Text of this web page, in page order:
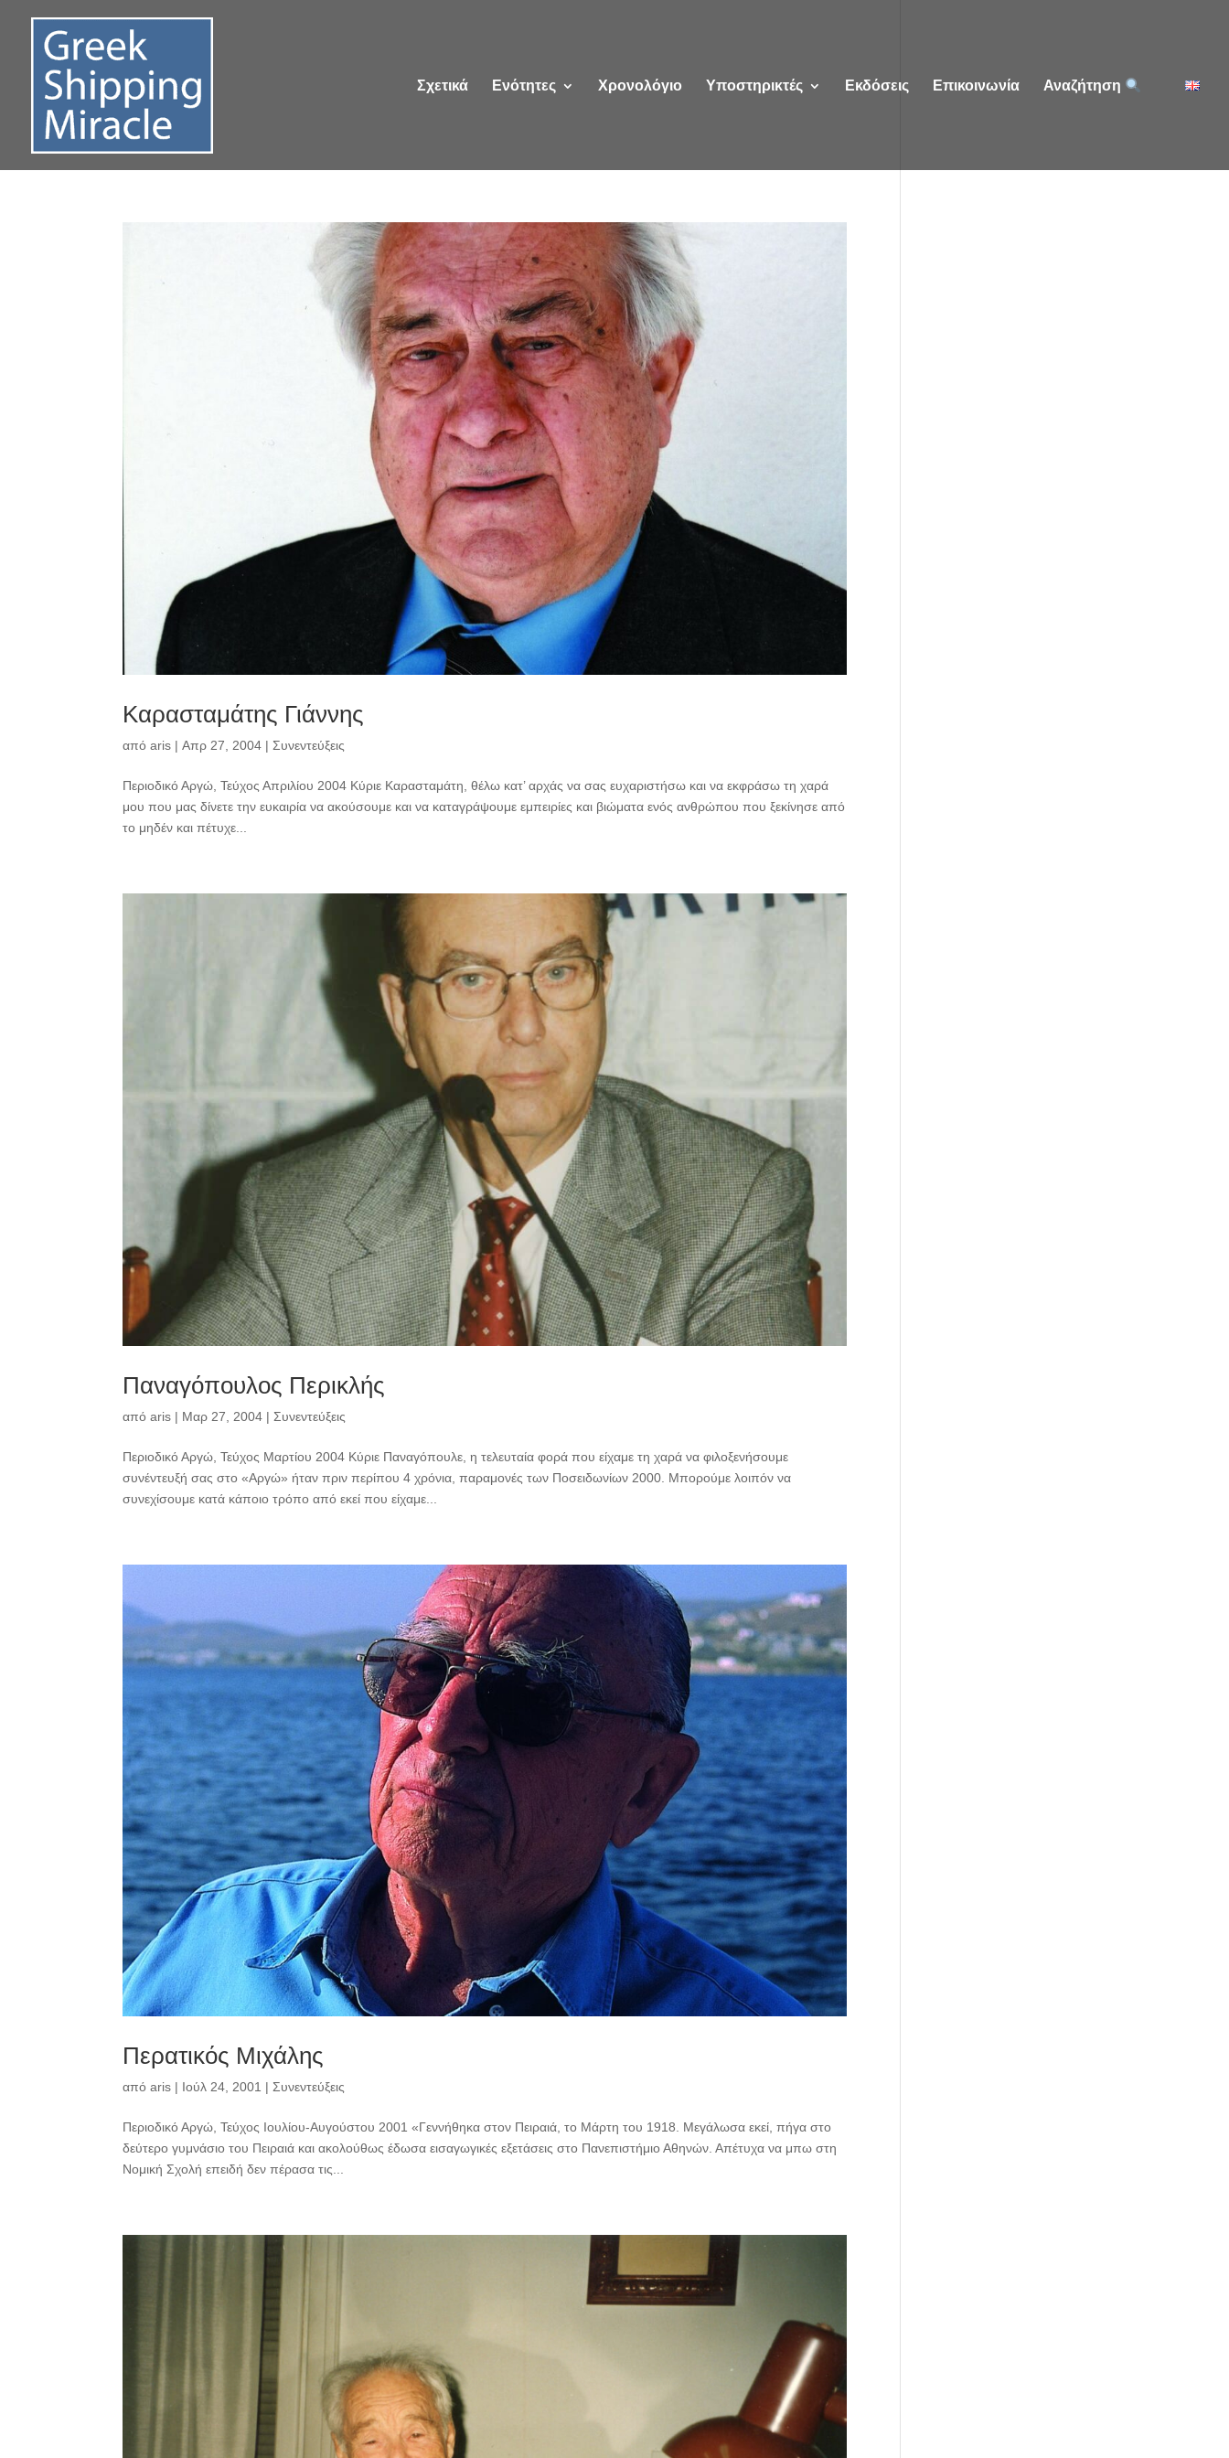
Σχετικά Ενότητες Χρονολόγιο Υποστηρικτές Εκδόσεις Επικοινωνία Αναζήτηση
Καρασταμάτης Γιάννης
απόaris |Απρ 27, 2004 | Συνεντεύξεις
Περιοδικό Αργώ, Τεύχος Απριλίου 2004 Κύριε Καρασταμάτη, θέλω κατ’ αρχάς να σας ευχαριστήσω και να εκφράσω τη χαρά
μου που μας δίνετε την ευκαιρία να ακούσουμε και να καταγράψουμε εμπειρίες και βιώματα ενός ανθρώπου που ξεκίνησε από
το μηδέν και πέτυχε...
Παναγόπουλος Περικλής
απόaris | Μαρ 27, 2004 | Συνεντεύξεις
Περιοδικό Αργώ, Τεύχος Μαρτίου 2004 Κύριε Παναγόπουλε, η τελευταία φορά που είχαμε τη χαρά να φιλοξενήσουμε
συνέντευξή σας στο «Αργώ» ήταν πριν περίπου 4 χρόνια, παραμονές των Ποσειδωνίων 2000. Μπορούμε λοιπόν να
συνεχίσουμε κατά κάποιο τρόπο από εκεί που είχαμε...
Περατικός Μιχάλης
απόaris | Ιούλ 24, 2001 |Συνεντεύξεις
Περιοδικό Αργώ, Τεύχος Ιουλίου-Αυγούστου 2001 «Γεννήθηκα στον Πειραιά, το Μάρτη του 1918. Μεγάλωσα εκεί, πήγα στο
δεύτερο γυμνάσιο του Πειραιά και ακολούθως έδωσα εισαγωγικές εξετάσεις στο Πανεπιστήμιο Αθηνών. Απέτυχα να μπω στη
Νομική Σχολή επειδή δεν πέρασα τις...